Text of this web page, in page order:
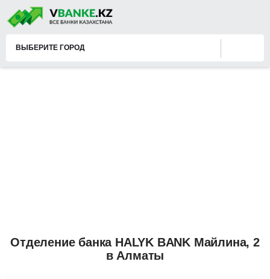
ВЫБЕРИТЕ ГОРОД
Отделение банка HALYK BANK Майлина, 2
в Алматы